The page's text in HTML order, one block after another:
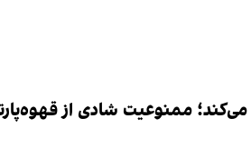
ممنوعیت شادی از